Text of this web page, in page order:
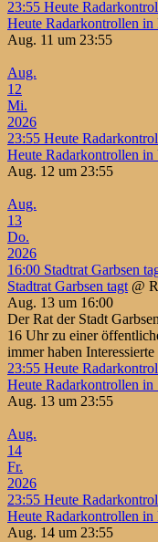
23:55 Heute
Heute Radarkontrollen in
Aug. 11 um 23:55
Aug.
12
Mi.
2026
23:55 Heute
Heute Radarkontrollen in
Aug. 12 um 23:55
Aug.
13
Do.
2026
16:00 Stadtrat Garbsen
Stadtrat Garbsen tagt @
Aug. 13 um 16:00
Der Rat der Stadt
16 Uhr zu einer
immer haben
23:55 Heute
Heute Radarkontrollen in
Aug. 13 um 23:55
Aug.
14
Fr.
2026
23:55 Heute
Heute Radarkontrollen in
Aug. 14 um 23:55